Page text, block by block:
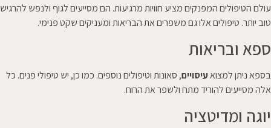
עולם הטיפולים המפנקים מציע חוויות מרגיעות. הם מסייעים לגוף ולנפש להרגיש
טוב יותר. טיפולים אלו גם משפרים את הבריאות ומעניקים שקט פנימי.
ספא ובריאות
בספא ניתן למצואעיסויים, סאונות וטיפולים נוספים. כמו כן, יש טיפולי פנים. כל
אלה מסייעים להוריד מתח ולשפר את הרוח.
יוגה ומדיטציה